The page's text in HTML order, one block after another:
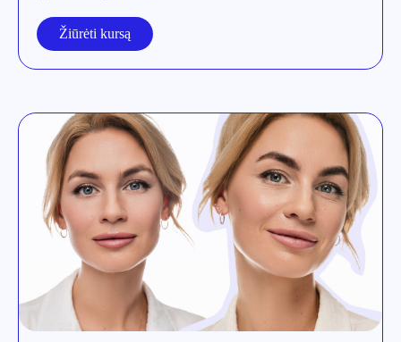
Žiūrėti kursą